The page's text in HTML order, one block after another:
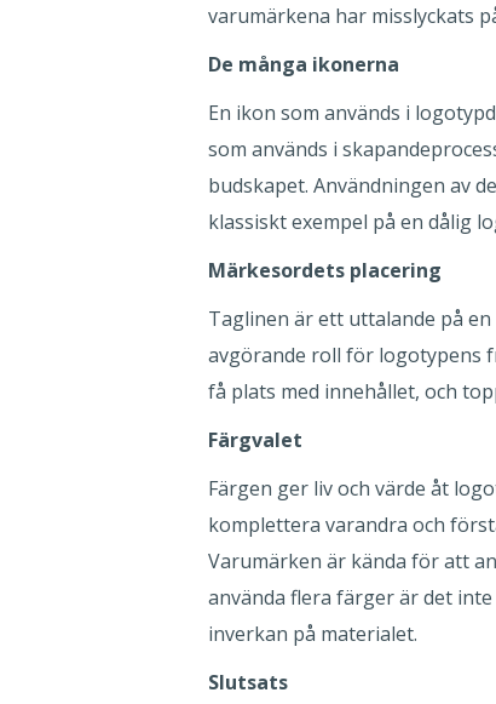
varumärkena har misslyckats
De många ikonerna
En ikon som används i
som används i
budskapet. Användningen av
klassiskt exempel på en dålig
Märkesordets placering
Taglinen är ett uttalande på en
avgörande roll för logotypens
få plats med innehållet, och
Färgvalet
Färgen ger liv och värde åt
komplettera varandra och
Varumärken är kända för att
använda flera färger är det
inverkan på materialet.
Slutsats